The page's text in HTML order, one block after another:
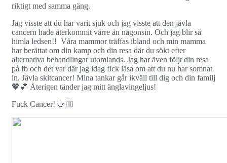
riktigt med samma gäng.
Jag visste att du har varit sjuk och jag visste att den jävla
cancern hade återkommit värre än någonsin. Och jag blir så
himla ledsen!! Våra mammor träffas ibland och min mamma
har berättat om din kamp och din resa där du sökt efter
alternativa behandlingar utomlands. Jag har även följt din resa
på fb och det var där jag idag fick läsa om att du nu har somnat
in. Jävla skitcancer! Mina tankar går ikväll till dig och din familj
💖💕 Återigen tänder jag mitt änglavingeljus!
Fuck Cancer! 🖕🏼